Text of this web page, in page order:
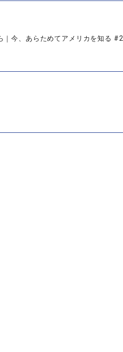
｜今、あらためてアメリカを知る #2